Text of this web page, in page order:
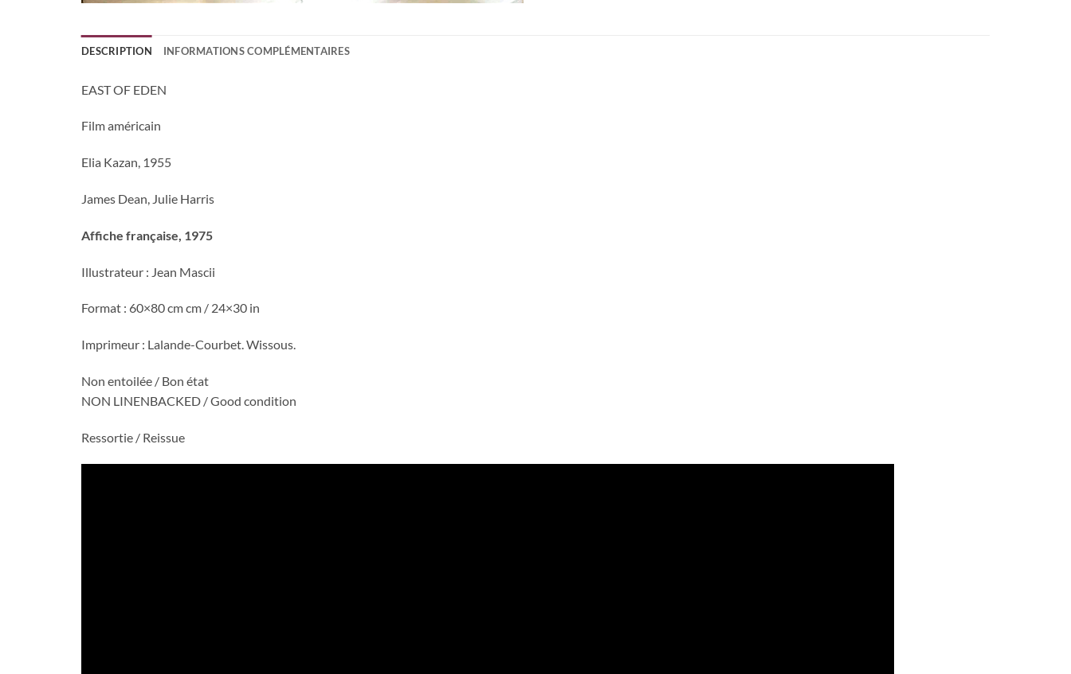
DESCRIPTION INFORMATIONS COMPLÉMENTAIRES
EAST OF EDEN
Film américain
Elia Kazan, 1955
James Dean, Julie Harris
Affiche française, 1975
Illustrateur : Jean Mascii
Format : 60×80 cm cm / 24×30 in
Imprimeur : Lalande-Courbet. Wissous.
Non entoilée / Bon état
NON LINENBACKED / Good condition
Ressortie / Reissue